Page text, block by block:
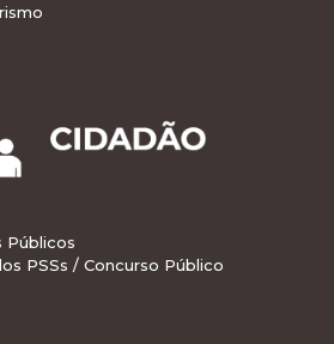
Públicos
PSSs / Concurso Público